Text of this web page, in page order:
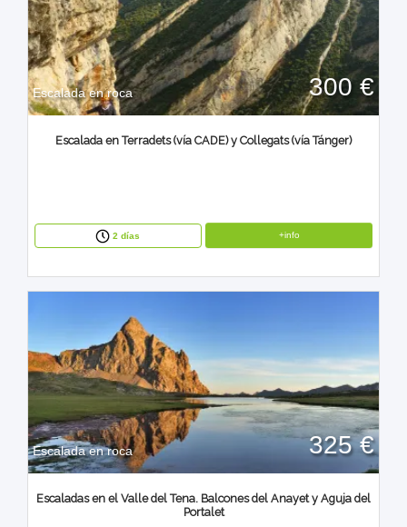
Escalada en roca 300 €
Escalada en Terradets (vía CADE) y Collegats (vía Tánger)
2 días +info
Escalada en roca 325 €
Escaladas en el Valle del Tena. Balcones del Anayet y Aguja del
Portalet